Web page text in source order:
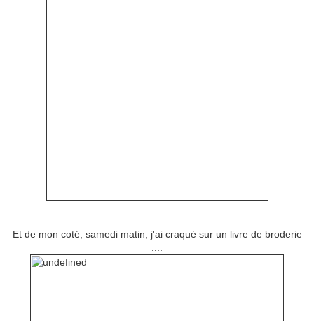
Et de mon coté, samedi matin, j'ai craqué sur un livre de broderie